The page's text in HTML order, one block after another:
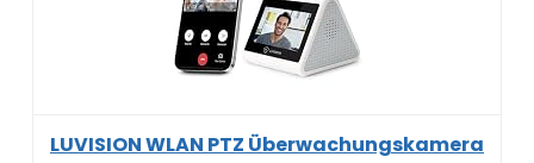
LUVISION WLAN PTZ Überwachungskamera